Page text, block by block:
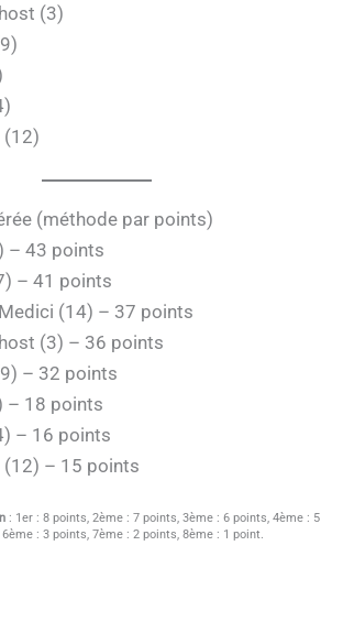
(3)
(12)
(méthode par points)
– 43 points
– 41 points
(14) – 37 points
(3) – 36 points
– 32 points
– 18 points
– 16 points
(12) – 15 points
: 1er : 8 points, 2ème : 7 points, 3ème : 6 points, 4ème : 5
: 3 points, 7ème : 2 points, 8ème : 1 point.